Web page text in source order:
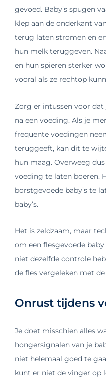
gevoed. Baby’s spugen
klep aan de onderkant
terug laten stromen en
hun melk teruggeven.
en hun spieren sterker
vooral als ze rechtop
Zorg er intussen voor dat
na een voeding. Als je
frequente voedingen
teruggeeft, kan dit te
hun maag. Overweeg
voeding te laten boeren.
borstgevoede baby’s te
baby’s.
Het is zeldzaam, maar
om een flesgevoede
niet dezelfde controle
de fles vergeleken met
Onrust tijdens
Je doet misschien alles
hongersignalen van je
niet helemaal goed te
kunt er niet de vinger op